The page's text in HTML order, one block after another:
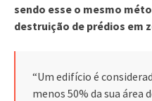
sendo esse o mesmo
destruição de prédios em
“Um edifício é
menos 50% da sua área